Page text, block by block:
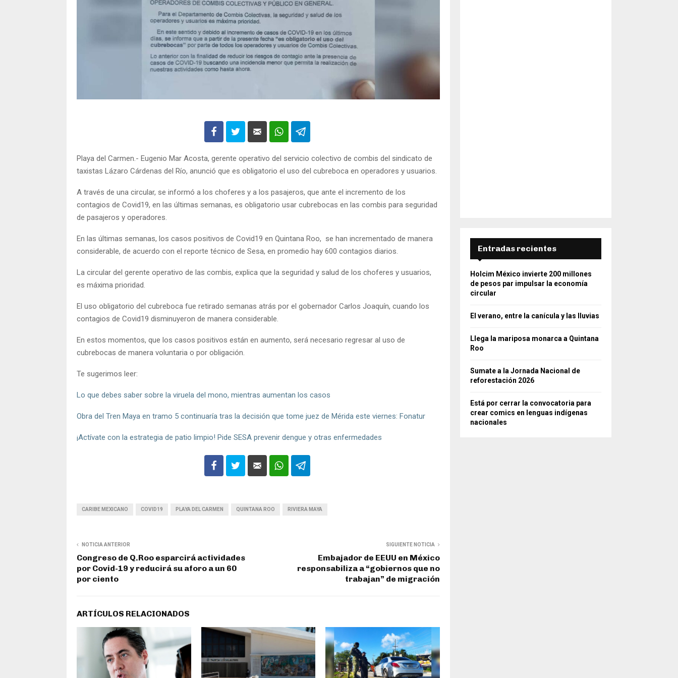
Playa del Carmen.- Eugenio Mar Acosta, gerente operativo del servicio colectivo de combis del sindicato de
taxistas Lázaro Cárdenas del Río, anunció que es obligatorio el uso del cubreboca en operadores y usuarios.
A través de una circular, se informó a los choferes y a los pasajeros, que ante el incremento de los
contagios de Covid19, en las últimas semanas, es obligatorio usar cubrebocas en las combis para seguridad
de pasajeros y operadores.
En las últimas semanas, los casos positivos de Covid19 en Quintana Roo, se han incrementado de manera
considerable, de acuerdo con el reporte técnico de Sesa, en promedio hay 600 contagios diarios.
La circular del gerente operativo de las combis, explica que la seguridad y salud de los choferes y usuarios,
es máxima prioridad.
El uso obligatorio del cubreboca fue retirado semanas atrás por el gobernador Carlos Joaquín, cuando los
contagios de Covid19 disminuyeron de manera considerable.
En estos momentos, que los casos positivos están en aumento, será necesario regresar al uso de
cubrebocas de manera voluntaria o por obligación.
Te sugerimos leer:
Lo que debes saber sobre la viruela del mono, mientras aumentan los casos
Obra del Tren Maya en tramo 5 continuaría tras la decisión que tome juez de Mérida este viernes: Fonatur
¡Actívate con la estrategia de patio limpio! Pide SESA prevenir dengue y otras enfermedades
CARIBE MEXICANO COVID19 PLAYA DEL CARMEN QUINTANA ROO RIVIERA MAYA
NOTICIA ANTERIOR
Congreso de Q.Roo esparcirá actividades
por Covid-19 y reducirá su aforo a un 60
por ciento
SIGUIENTE NOTICIA
Embajador de EEUU en México
responsabiliza a “gobiernos que no
trabajan” de migración
ARTÍCULOS RELACIONADOS
Entradas recientes
Holcim México invierte 200 millones
de pesos par impulsar la economía
circular
El verano, entre la canícula y las lluvias
Llega la mariposa monarca a Quintana
Roo
Sumate a la Jornada Nacional de
reforestación 2026
Está por cerrar la convocatoria para
crear comics en lenguas indígenas
nacionales